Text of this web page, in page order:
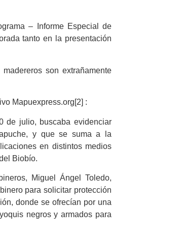
– Informe Especial de
tanto en la presentación
son extrañamente
Mapuexpress.org[2] :
de julio, buscaba evidenciar
y que se suma a la
en distintos medios
Biobío.
Miguel Ángel Toledo,
para solicitar protección
donde se ofrecían por una
negros y armados para